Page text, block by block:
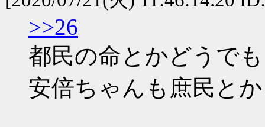
>>26
都民の命とかどうで
安倍ちゃんも庶民と